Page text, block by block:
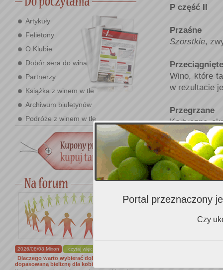
Artykuły
Felietony
O Klubie
Dobór sera do wina
Partnerzy
Książka z winem w tle
Archiwum biuletynów
Podróże z winem w tle
2026/08/08 Mixon czytaj więcej...
Dlaczego warto wybierać dobrze
dopasowaną bieliznę dla kobiet
P część II
Przaśne
Szorstkie,
Przeciągnięte
Wino, które
w rezultacie
Przegrzane
Krytyczne
Przenikliwy
Obukiecie:
pobudzać
Przesłodzone
Portal przeznaczony
Czy